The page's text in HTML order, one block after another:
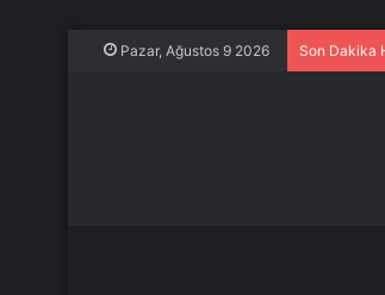
Pazar, Ağustos 9 2026 Son Dakika